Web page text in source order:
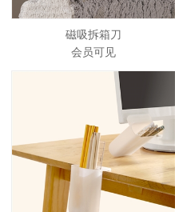
磁吸拆箱刀
会员可见